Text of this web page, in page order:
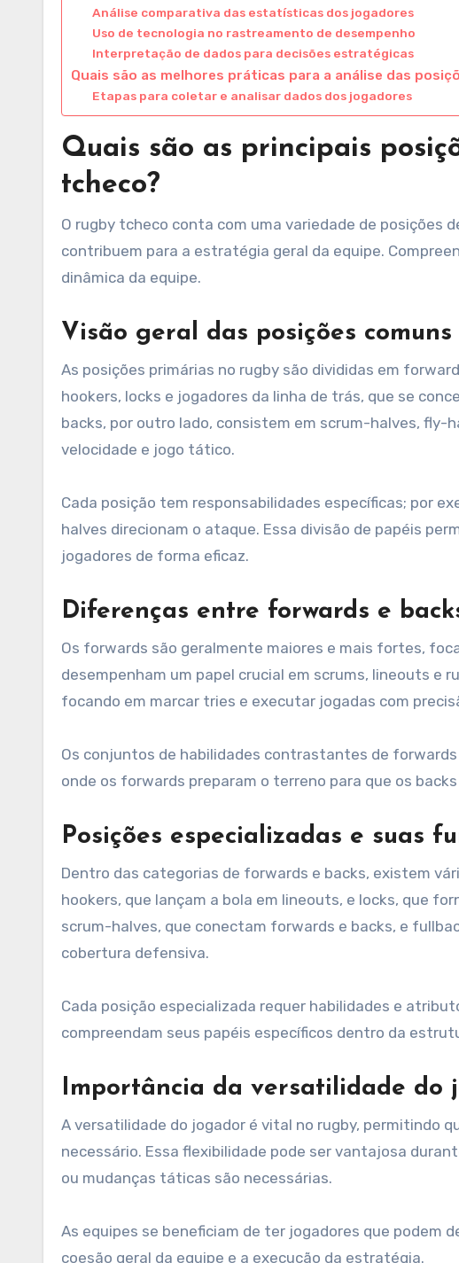
Análise comparativa das estatísticas dos jogadores
Uso de tecnologia no rastreamento de desempenho
Interpretação de dados para decisões estratégicas
Quais são as melhores práticas para a análise das
Etapas para coletar e analisar dados dos jogadores
Quais são as principais
tcheco?
O rugby tcheco conta com uma variedade de posições
contribuem para a estratégia geral da equipe.
dinâmica da equipe.
Visão geral das posições comuns
As posições primárias no rugby são divididas em
hookers, locks e jogadores da linha de trás, que se
backs, por outro lado, consistem em scrum-halves,
velocidade e jogo tático.
Cada posição tem responsabilidades específicas; por
halves direcionam o ataque. Essa divisão de papéis
jogadores de forma eficaz.
Diferenças entre forwards e
Os forwards são geralmente maiores e mais fortes,
desempenham um papel crucial em scrums, lineouts e
focando em marcar tries e executar jogadas com
Os conjuntos de habilidades contrastantes de
onde os forwards preparam o terreno para que os
Posições especializadas e suas
Dentro das categorias de forwards e backs, existem
hookers, que lançam a bola em lineouts, e locks, que
scrum-halves, que conectam forwards e backs, e
cobertura defensiva.
Cada posição especializada requer habilidades e
compreendam seus papéis específicos dentro da
Importância da versatilidade do
A versatilidade do jogador é vital no rugby, permitindo
necessário. Essa flexibilidade pode ser vantajosa
ou mudanças táticas são necessárias.
As equipes se beneficiam de ter jogadores que podem
coesão geral da equipe e a execução da estratégia.